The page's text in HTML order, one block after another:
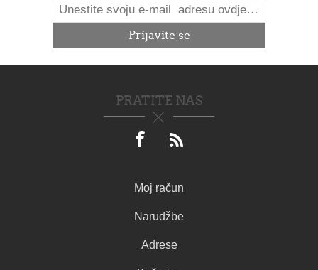
PRATITE NAS
Moj račun
Narudžbe
Adrese